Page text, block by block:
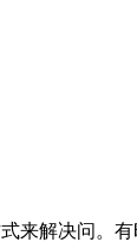
来解决问。有